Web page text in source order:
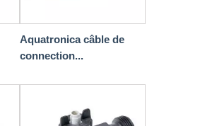
Aquatronica câble de
connection...